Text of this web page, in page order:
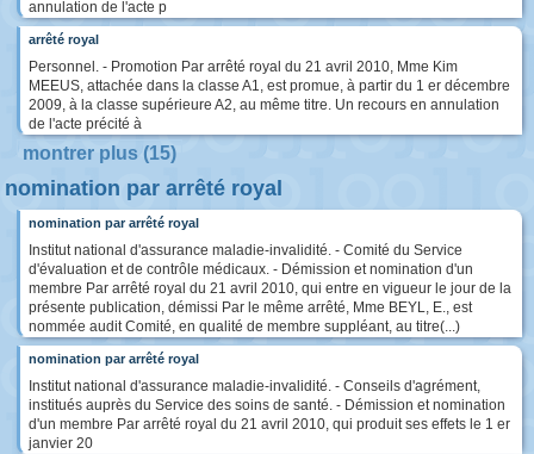
annulation de l'acte p
arrêté royal
Personnel. - Promotion Par arrêté royal du 21 avril 2010, Mme Kim
MEEUS, attachée dans la classe A1, est promue, à partir du 1 er décembre
2009, à la classe supérieure A2, au même titre. Un recours en annulation
de l'acte précité à
montrer plus (15)
nomination par arrêté royal
nomination par arrêté royal
Institut national d'assurance maladie-invalidité. - Comité du Service
d'évaluation et de contrôle médicaux. - Démission et nomination d'un
membre Par arrêté royal du 21 avril 2010, qui entre en vigueur le jour de la
présente publication, démissi Par le même arrêté, Mme BEYL, E., est
nommée audit Comité, en qualité de membre suppléant, au titre(...)
nomination par arrêté royal
Institut national d'assurance maladie-invalidité. - Conseils d'agrément,
institués auprès du Service des soins de santé. - Démission et nomination
d'un membre Par arrêté royal du 21 avril 2010, qui produit ses effets le 1 er
janvier 20